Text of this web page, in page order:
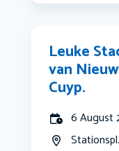
Leuke
van
Cuyp.
6 August